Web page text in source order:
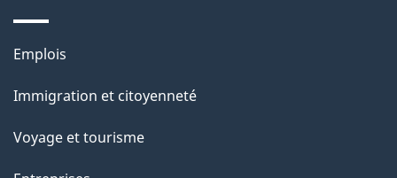
e
l
a
p
Thèmes
sujets
Emplois
Immigration et citoyenneté
Voyage et tourisme